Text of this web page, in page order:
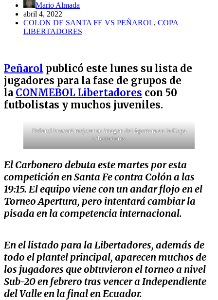
Mario Almada
abril 4, 2022
COLON DE SANTA FE VS PEÑAROL, COPA
LIBERTADORES
Peñarol publicó este lunes su lista de
jugadores para la fase de grupos de
la CONMEBOL Libertadores con 50
futbolistas y muchos juveniles.
Peñarol buscará mejorar su imagen del Apertura en la Copa
Libertadores.
El Carbonero debuta este martes por esta
competición en Santa Fe contra Colón a las
19:15. El equipo viene con un andar flojo en el
Torneo Apertura, pero intentará cambiar la
pisada en la competencia internacional.
En el listado para la Libertadores, además de
todo el plantel principal, aparecen muchos de
los jugadores que obtuvieron el torneo a nivel
Sub-20 en febrero tras vencer a Independiente
del Valle en la final en Ecuador.